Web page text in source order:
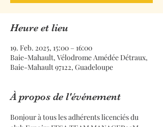
Heure et lieu
19. Feb. 2025, 15:00 – 16:00
Baie-Mahault, Vélodrome Amédée Détraux,
Baie-Mahault 97122, Guadeloupe
À propos de l'événement
Bonjour à tous les adhérents licenciés du